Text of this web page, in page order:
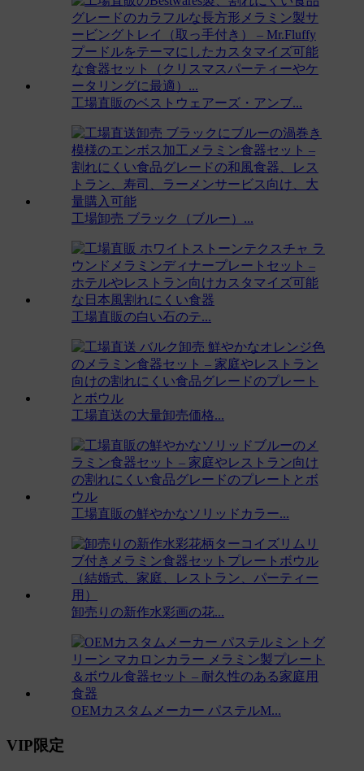
工場直販のベストウェアーズ・アンブ...
工場卸売 ブラック（ブルー）...
工場直販の白い石のテ...
工場直送の大量卸売価格...
工場直販の鮮やかなソリッドカラー...
卸売りの新作水彩画の花...
OEMカスタムメーカー パステルM...
VIP限定